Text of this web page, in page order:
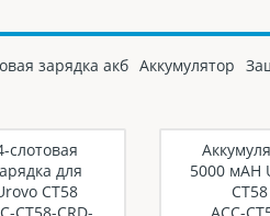
зарядка акб Аккумулятор
слотовая
для
CT58
5000 мAH
CT58